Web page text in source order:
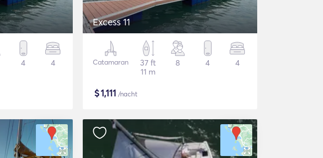
4 4
Excess 11
Catamaran
37 ft
11 m
8 4 4
$1,111 /nacht